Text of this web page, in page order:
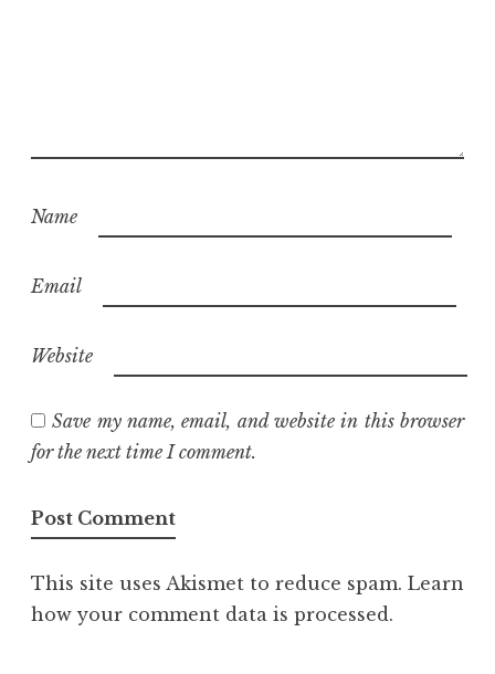
Name
Email
Website
Save my name, email, and website in this browser
for the next time I comment.
This site uses Akismet to reduce spam. Learn
how your comment data is processed.